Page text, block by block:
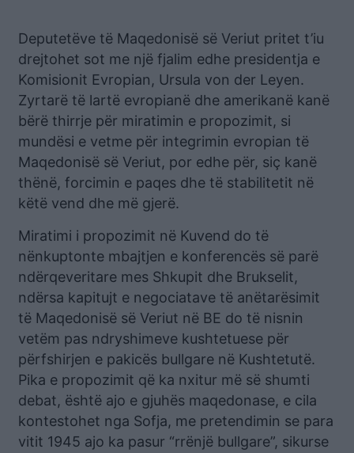
Deputetëve të Maqedonisë së Veriut pritet t’iu
drejtohet sot me një fjalim edhe presidentja e
Komisionit Evropian, Ursula von der Leyen.
Zyrtarë të lartë evropianë dhe amerikanë kanë
bërë thirrje për miratimin e propozimit, si
mundësi e vetme për integrimin evropian të
Maqedonisë së Veriut, por edhe për, siç kanë
thënë, forcimin e paqes dhe të stabilitetit në
këtë vend dhe më gjerë.
Miratimi i propozimit në Kuvend do të
nënkuptonte mbajtjen e konferencës së parë
ndërqeveritare mes Shkupit dhe Brukselit,
ndërsa kapitujt e negociatave të anëtarësimit
të Maqedonisë së Veriut në BE do të nisnin
vetëm pas ndryshimeve kushtetuese për
përfshirjen e pakicës bullgare në Kushtetutë.
Pika e propozimit që ka nxitur më së shumti
debat, është ajo e gjuhës maqedonase, e cila
kontestohet nga Sofja, me pretendimin se para
vitit 1945 ajo ka pasur “rrënjë bullgare”, sikurse